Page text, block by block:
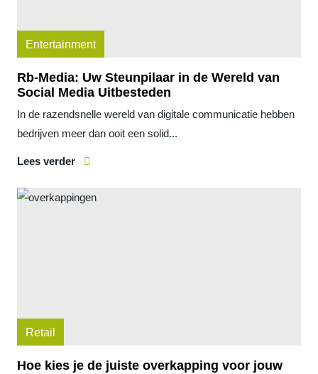
Entertainment
Rb-Media: Uw Steunpilaar in de Wereld van
Social Media Uitbesteden
In de razendsnelle wereld van digitale communicatie hebben
bedrijven meer dan ooit een solid...
Lees verder
Retail
Hoe kies je de juiste overkapping voor jouw